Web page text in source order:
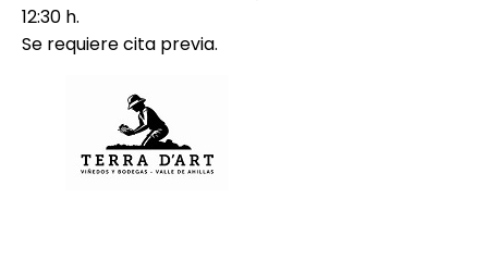
12:30 h.
Se requiere cita previa.